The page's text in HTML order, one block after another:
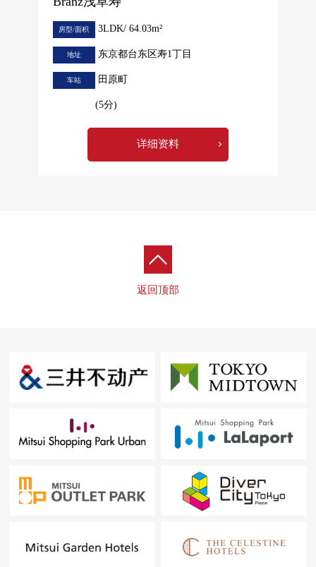
房型/面积 3LDK/ 64.03m²
地址 东京都台东区寿1丁目
车站 田原町
(5分)
详细资料
返回顶部